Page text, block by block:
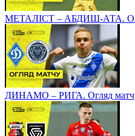
МЕТАЛІСТ – АБДИШ-АТА.
ДИНАМО – РИГА. Огляд